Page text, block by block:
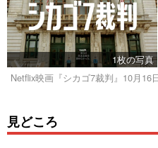
1枚の写真
Netflix映画『シカゴ7裁判』10月16
見どころ